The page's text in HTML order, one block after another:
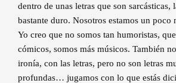
dentro de unas letras que son sarcásticas,
bastante duro. Nosotros estamos un poco
Yo creo que no somos tan humoristas,
cómicos, somos más músicos. También
ironía, con las letras, pero no son letras
profundas… jugamos con lo que estás